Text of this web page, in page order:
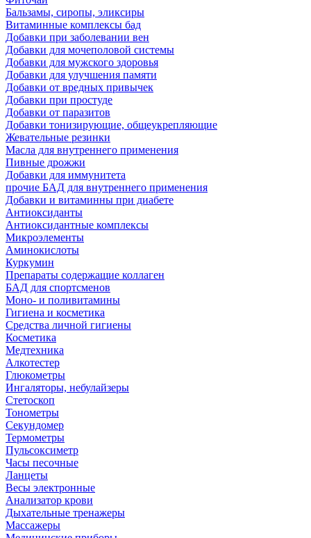
Бальзамы, сиропы, эликсиры
Витаминные комплексы бад
Добавки при заболевании вен
Добавки для мочеполовой системы
Добавки для мужского здоровья
Добавки для улучшения памяти
Добавки от вредных привычек
Добавки при простуде
Добавки от паразитов
Добавки тонизирующие, общеукрепляющие
Жевательные резинки
Масла для внутреннего применения
Пивные дрожжи
Добавки для иммунитета
прочие БАД для внутреннего применения
Добавки и витаминны при диабете
Антиоксиданты
Антиоксидантные комплексы
Микроэлементы
Аминокислоты
Куркумин
Препараты содержащие коллаген
БАД для спортсменов
Моно- и поливитамины
Гигиена и косметика
Средства личной гигиены
Косметика
Медтехника
Алкотестер
Глюкометры
Ингаляторы, небулайзеры
Стетоскоп
Тонометры
Секундомер
Термометры
Пульсоксиметр
Часы песочные
Ланцеты
Весы электронные
Анализатор крови
Дыхательные тренажеры
Массажеры